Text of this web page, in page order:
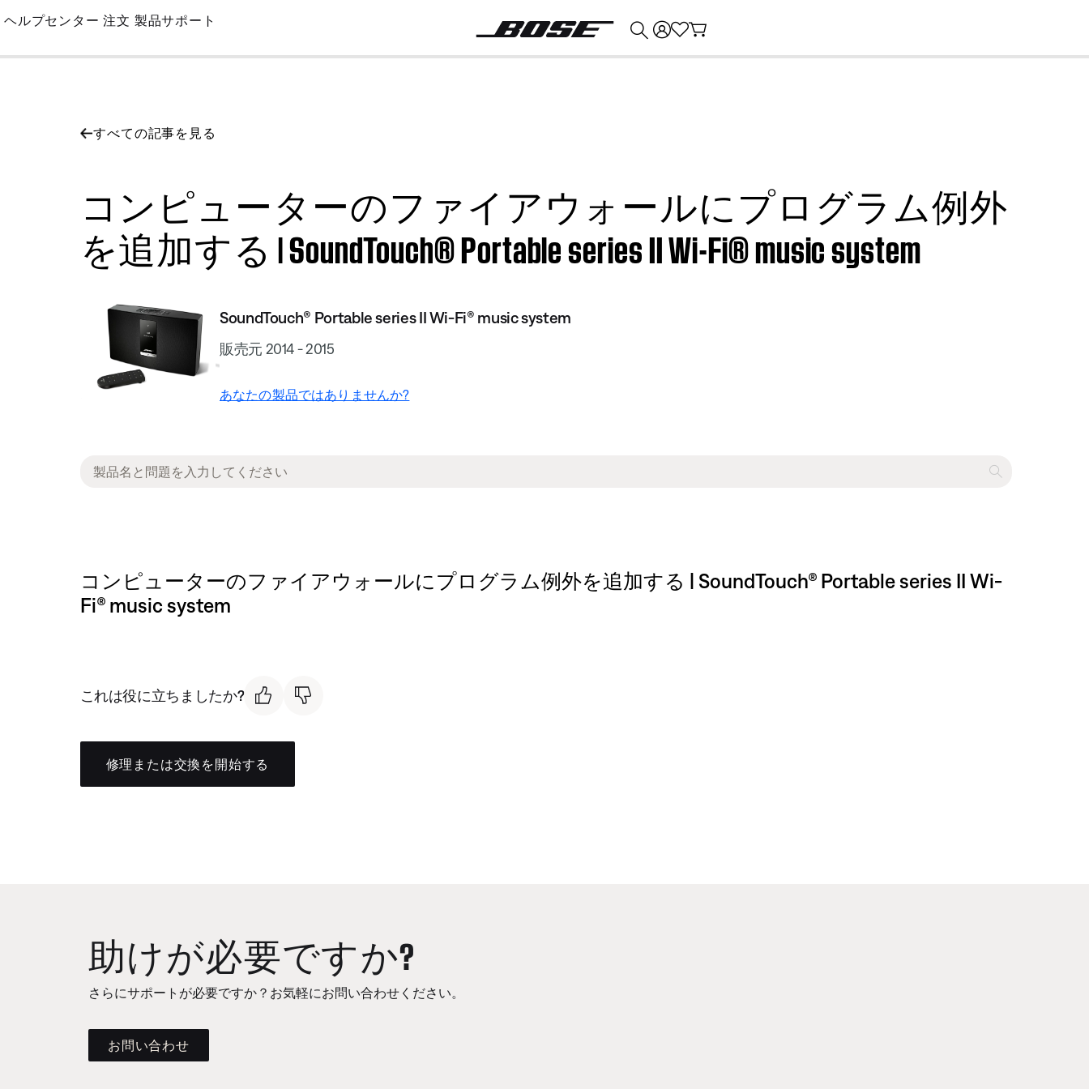
Skip
Main
ヘルプセンター 注文 製品サポート
すべての記事を見る
コンピューターのファイアウォールにプログラム例外
を追加する | SoundTouch® Portable series II Wi-Fi® music system
SoundTouch® Portable series II Wi-Fi® music system
販売元 2014 - 2015
あなたの製品ではありませんか?
コンピューターのファイアウォールにプログラム例外を追加する | SoundTouch® Portable series II Wi-
Fi® music system
これは役に立ちましたか?
修理または交換を開始する
助けが必要ですか?
さらにサポートが必要ですか？お気軽にお問い合わせください。
お問い合わせ